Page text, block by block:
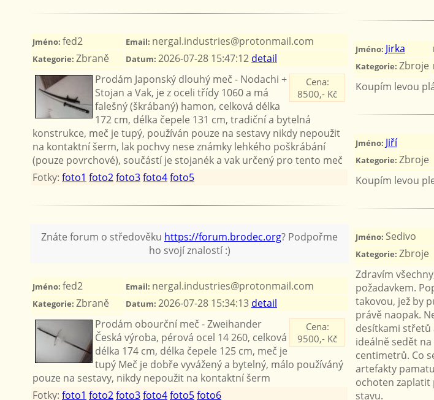
Jméno: fed2 Email: nergal.industries@protonmail.com
Kategorie: Zbraně Datum: 2026-07-28 15:47:12 detail
Cena:
8500,- Kč
Prodám Japonský dlouhý meč - Nodachi +
Stojan a Vak, je z oceli třídy 1060 a má
falešný (škrábaný) hamon, celková délka
172 cm, délka čepele 131 cm, tradiční a bytelná
konstrukce, meč je tupý, používán pouze na sestavy nikdy nepoužit
na kontaktní šerm, lak pochvy nese známky lehkého poškrábání
(pouze povrchové), součástí je stojanék a vak určený pro tento meč
Fotky: foto1 foto2foto3foto4foto5
Znáte forum o středověku https://forum.brodec.org? Podpořme
ho svojí znalostí :)
Jméno: fed2 Email: nergal.industries@protonmail.com
Kategorie: Zbraně Datum: 2026-07-28 15:34:13 detail
Cena:
9500,- Kč
Prodám obourční meč - Zweihander
Česká výroba, pérová ocel 14 260, celková
délka 174 cm, délka čepele 125 cm, meč je
tupý Meč je dobře vyvážený a bytelný, málo používáný
pouze na sestavy, nikdy nepoužit na kontaktní šerm
Fotky: foto1 foto2foto3foto4foto5foto6
Jméno: Jirka
Kategorie: Zbroje
Koupím levou
Jméno: Jiří
Kategorie: Zbroje
Koupím levou
Jméno: Sedivo
Kategorie: Zbroje
Zdravím
požadavkem.
takovou, jež by
právě naopak.
desítkami střetů
ideálně sedět
centimetrů. Co
artefakty
ochoten zaplatit
stavu.